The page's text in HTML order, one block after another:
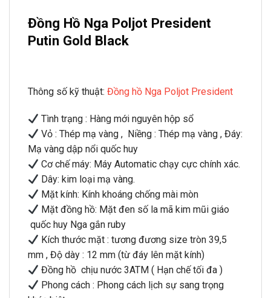
Đồng Hồ Nga Poljot President
Putin Gold Black
Thông số kỹ thuật: Đồng hồ Nga Poljot President
Tình trạng : Hàng mới nguyên hộp sổ
Vỏ : Thép mạ vàng , Niềng : Thép mạ vàng , Đáy:
Mạ vàng dập nổi quốc huy
Cơ chế máy: Máy Automatic chạy cực chính xác.
Dây: kim loại mạ vàng.
Mặt kính: Kính khoáng chống mài mòn
Mặt đồng hồ: Mặt đen số la mã kim mũi giáo
quốc huy Nga gắn ruby
Kích thước mặt : tương đương size tròn 39,5
mm , Độ dày : 12 mm (từ đáy lên mặt kính)
Đồng hồ chịu nước 3ATM ( Hạn chế tối đa )
Phong cách : Phong cách lịch sự sang trọng